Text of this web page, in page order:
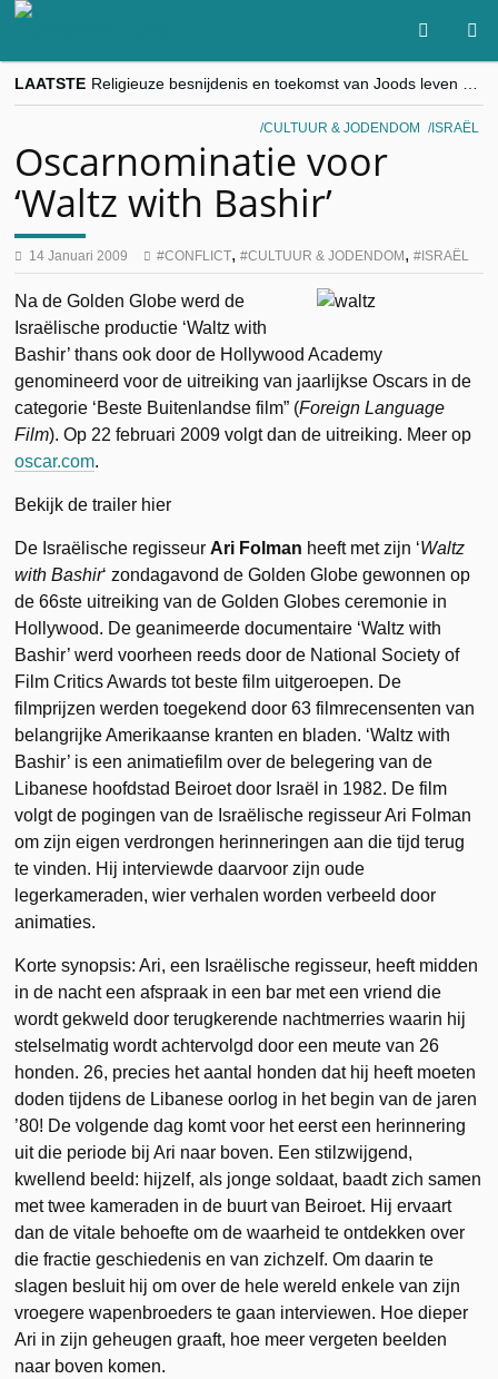
LAATSTE
“Besnijdenisdebat toont hoe moeilijk seculiere Westen minderheden begrijpt”, Jinnih Beels (Vooruit)
CITYTRIP | ROEMENIË – Boekarest: de verrassing van Oost-Europa
CULTUUR & JODENDOM ISRAËL
Oscarnominatie voor
‘Waltz with Bashir’
14 Januari 2009 CONFLICT, CULTUUR & JODENDOM , ISRAËL
Na de Golden Globe werd de
Israëlische productie ‘Waltz with
Bashir’ thans ook door de Hollywood Academy
genomineerd voor de uitreiking van jaarlijkse Oscars in de
categorie ‘Beste Buitenlandse film” (Foreign Language
Film). Op 22 februari 2009 volgt dan de uitreiking. Meer op
oscar.com.
Bekijk de trailer hier
De Israëlische regisseurAri Folman heeft met zijn ‘Waltz
with Bashir‘ zondagavond de Golden Globe gewonnen op
de 66ste uitreiking van de Golden Globes ceremonie in
Hollywood. De geanimeerde documentaire ‘Waltz with
Bashir’ werd voorheen reeds door de National Society of
Film Critics Awards tot beste film uitgeroepen. De
filmprijzen werden toegekend door 63 filmrecensenten van
belangrijke Amerikaanse kranten en bladen. ‘Waltz with
Bashir’ is een animatiefilm over de belegering van de
Libanese hoofdstad Beiroet door Israël in 1982. De film
volgt de pogingen van de Israëlische regisseur Ari Folman
om zijn eigen verdrongen herinneringen aan die tijd terug
te vinden. Hij interviewde daarvoor zijn oude
legerkameraden, wier verhalen worden verbeeld door
animaties.
Korte synopsis: Ari, een Israëlische regisseur, heeft midden
in de nacht een afspraak in een bar met een vriend die
wordt gekweld door terugkerende nachtmerries waarin hij
stelselmatig wordt achtervolgd door een meute van 26
honden. 26, precies het aantal honden dat hij heeft moeten
doden tijdens de Libanese oorlog in het begin van de jaren
’80! De volgende dag komt voor het eerst een herinnering
uit die periode bij Ari naar boven. Een stilzwijgend,
kwellend beeld: hijzelf, als jonge soldaat, baadt zich samen
met twee kameraden in de buurt van Beiroet. Hij ervaart
dan de vitale behoefte om de waarheid te ontdekken over
die fractie geschiedenis en van zichzelf. Om daarin te
slagen besluit hij om over de hele wereld enkele van zijn
vroegere wapenbroeders te gaan interviewen. Hoe dieper
Ari in zijn geheugen graaft, hoe meer vergeten beelden
naar boven komen.